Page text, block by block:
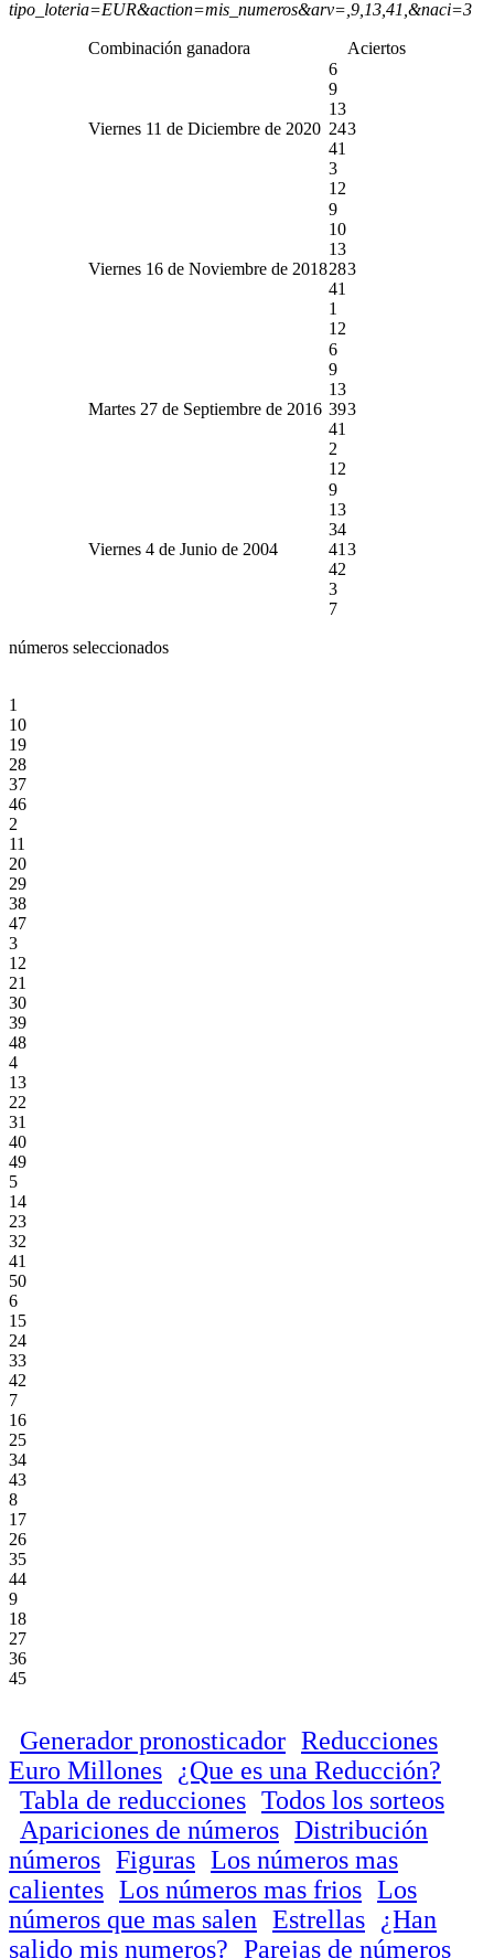
tipo_loteria=EUR&action=mis_numeros&arv=,9,13,41,&naci=3
Combinación ganadora Aciertos
Viernes 11 de Diciembre de 2020
6
9
13
24
41
3
12
3
Viernes 16 de Noviembre de 2018
9
10
13
28
41
1
12
3
Martes 27 de Septiembre de 2016
6
9
13
39
41
2
12
3
Viernes 4 de Junio de 2004
9
13
34
41
42
3
7
3
números seleccionados
1
10
19
28
37
46
2
11
20
29
38
47
3
12
21
30
39
48
4
13
22
31
40
49
5
14
23
32
41
50
6
15
24
33
42
7
16
25
34
43
8
17
26
35
44
9
18
27
36
45
Generador pronosticador Reducciones
Euro Millones
¿Que es una Reducción?
Tabla de reducciones Todos los sorteos
Apariciones de números Distribución
números Figuras Los números mas
calientes Los números mas frios Los
números que mas salen Estrellas
¿Han
salido mis numeros? Parejas de números